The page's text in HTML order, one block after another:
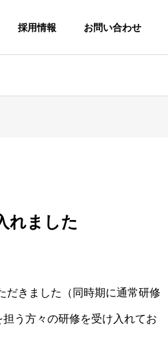
採用情報 お問い合わせ
れました
だきました（同時期に通常研修
う方々の研修を受け入れてお